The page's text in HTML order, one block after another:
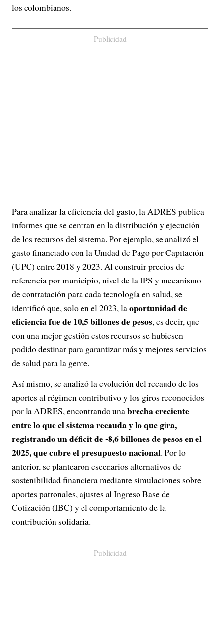
los colombianos.
Publicidad
Para analizar la eficiencia del gasto, la ADRES publica
informes que se centran en la distribución y ejecución
de los recursos del sistema. Por ejemplo, se analizó el
gasto financiado con la Unidad de Pago por Capitación
(UPC) entre 2018 y 2023. Al construir precios de
referencia por municipio, nivel de la IPS y mecanismo
de contratación para cada tecnología en salud, se
identificó que, solo en el 2023, laoportunidad de
eficiencia fue de 10,5 billones de pesos, es decir, que
con una mejor gestión estos recursos se hubiesen
podido destinar para garantizar más y mejores servicios
de salud para la gente.
Así mismo, se analizó la evolución del recaudo de los
aportes al régimen contributivo y los giros reconocidos
por la ADRES, encontrando unabrecha creciente
entre lo que el sistema recauda y lo que gira,
registrando un déficit de -8,6 billones de pesos en el
2025, que cubre el presupuesto nacional. Por lo
anterior, se plantearon escenarios alternativos de
sostenibilidad financiera mediante simulaciones sobre
aportes patronales, ajustes al Ingreso Base de
Cotización (IBC) y el comportamiento de la
contribución solidaria.
Publicidad